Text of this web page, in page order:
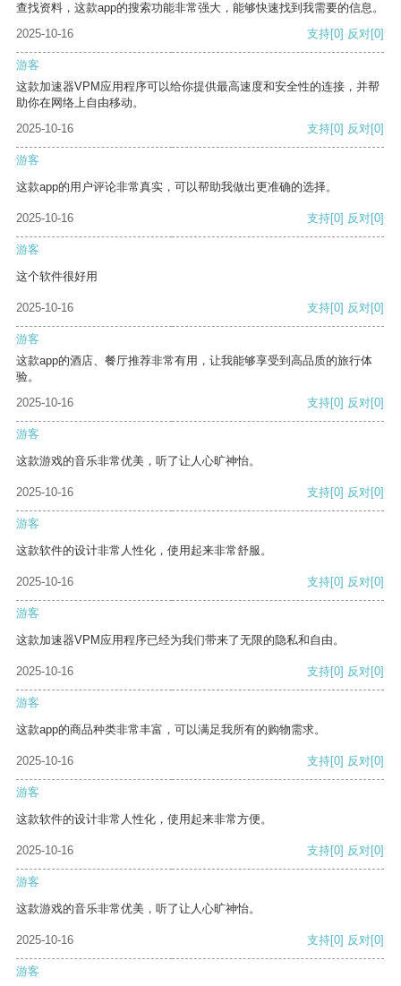
查找资料，这款app的搜索功能非常强大，能够快速找到我需要的信息。
2025-10-16
支持[0] 反对[0]
游客
这款加速器VPM应用程序可以给你提供最高速度和安全性的连接，并帮
助你在网络上自由移动。
2025-10-16
支持[0] 反对[0]
游客
这款app的用户评论非常真实，可以帮助我做出更准确的选择。
2025-10-16 支持[0] 反对[0]
游客
这个软件很好用
2025-10-16 支持[0] 反对[0]
游客
这款app的酒店、餐厅推荐非常有用，让我能够享受到高品质的旅行体
验。
2025-10-16
支持[0] 反对[0]
游客
这款游戏的音乐非常优美，听了让人心旷神怡。
2025-10-16 支持[0] 反对[0]
游客
这款软件的设计非常人性化，使用起来非常舒服。
2025-10-16 支持[0] 反对[0]
游客
这款加速器VPM应用程序已经为我们带来了无限的隐私和自由。
2025-10-16 支持[0] 反对[0]
游客
这款app的商品种类非常丰富，可以满足我所有的购物需求。
2025-10-16 支持[0] 反对[0]
游客
这款软件的设计非常人性化，使用起来非常方便。
2025-10-16 支持[0] 反对[0]
游客
这款游戏的音乐非常优美，听了让人心旷神怡。
2025-10-16 支持[0] 反对[0]
游客